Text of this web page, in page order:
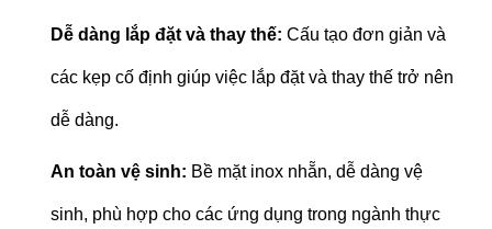
Dễ dàng lắp đặt và thay thế: Cấu tạo đơn giản và
các kẹp cố định giúp việc lắp đặt và thay thế trở nên
dễ dàng.
An toàn vệ sinh: Bề mặt inox nhẵn, dễ dàng vệ
sinh, phù hợp cho các ứng dụng trong ngành thực